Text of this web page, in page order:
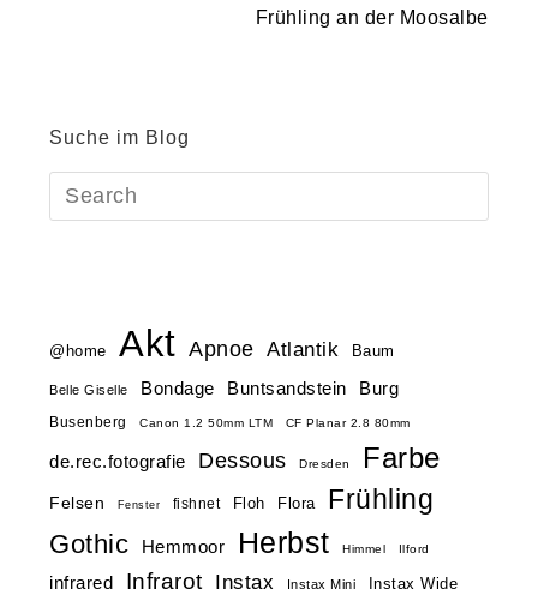
Frühling an der Moosalbe
Suche im Blog
@home Akt Apnoe Atlantik Baum
Belle Giselle Bondage Buntsandstein Burg
Busenberg Canon 1.2 50mm LTM CF Planar 2.8 80mm
de.rec.fotografie Dessous Dresden Farbe
Felsen Fenster fishnet Floh Flora Frühling
Gothic Hemmoor Herbst Himmel Ilford
infrared Infrarot Instax Instax Mini
Instax Wide